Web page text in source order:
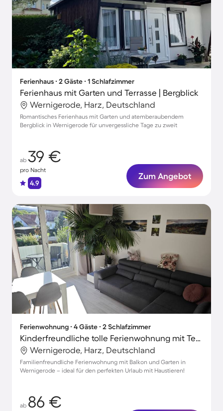
Ferienhaus ∙ 2 Gäste ∙ 1 Schlafzimmer
Ferienhaus mit Garten und Terrasse | Bergblick
Wernigerode, Harz, Deutschland
Romantisches Ferienhaus mit Garten und atemberaubendem
Bergblick in Wernigerode für unvergessliche Tage zu zweit
ab 39 €
pro Nacht
4.9
Zum Angebot
Ferienwohnung ∙ 4 Gäste ∙ 2 Schlafzimmer
Kinderfreundliche tolle Ferienwohnung mit Terrasse und Garten | Stadtblick | Perfekt für die Arbeit von Zuhause | Hunde erlaubt
Wernigerode, Harz, Deutschland
Familienfreundliche Ferienwohnung mit Balkon und Garten in
Wernigerode – ideal für den perfekten Urlaub mit Haustieren!
ab 86 €